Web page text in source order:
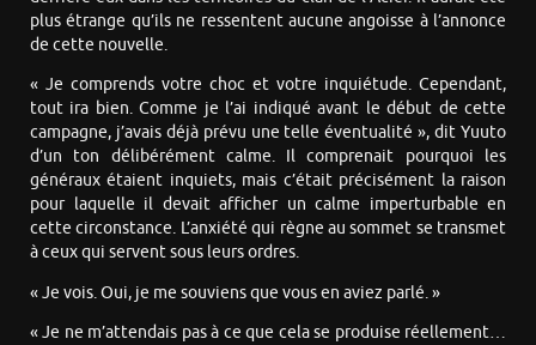
plus étrange qu’ils ne ressentent aucune angoisse à l’annonce
de cette nouvelle.
« Je comprends votre choc et votre inquiétude. Cependant,
tout ira bien. Comme je l’ai indiqué avant le début de cette
campagne, j’avais déjà prévu une telle éventualité », dit Yuuto
d’un ton délibérément calme. Il comprenait pourquoi les
généraux étaient inquiets, mais c’était précisément la raison
pour laquelle il devait afficher un calme imperturbable en
cette circonstance. L’anxiété qui règne au sommet se transmet
à ceux qui servent sous leurs ordres.
« Je vois. Oui, je me souviens que vous en aviez parlé. »
« Je ne m’attendais pas à ce que cela se produise réellement…